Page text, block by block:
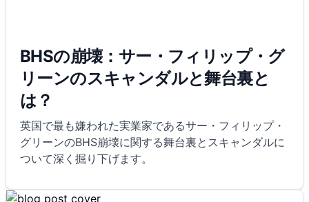
BHSの崩壊：サー・フィリップ・グ
リーンのスキャンダルと舞台裏と
は？
英国で最も嫌われた実業家であるサー・フィリップ・
グリーンのBHS崩壊に関する舞台裏とスキャンダルに
ついて深く掘り下げます。